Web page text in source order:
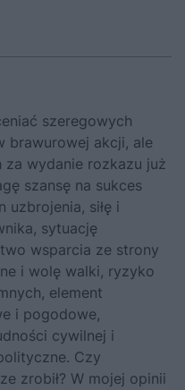
szeregowych
brawurowej akcji, ale
wydanie rozkazu już
szansę na sukces
uzbrojenia, siłę i
sytuację
wsparcia ze strony
i wolę walki, ryzyko
element
i pogodowe,
cywilnej i
Czy
zrobił? W mojej opinii